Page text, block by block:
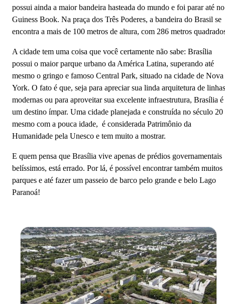
possui ainda a maior bandeira hasteada do mundo e foi parar até no
Guiness Book. Na praça dos Três Poderes, a bandeira do Brasil se
encontra a mais de 100 metros de altura, com 286 metros
A cidade tem uma coisa que você certamente não sabe: Brasília
possui o maior parque urbano da América Latina, superando até
mesmo o gringo e famoso Central Park, situado na cidade de Nova
York. O fato é que, seja para apreciar sua linda arquitetura de linhas
modernas ou para aproveitar sua excelente infraestrutura, Brasília é
um destino ímpar. Uma cidade planejada e construída no século 20
mesmo com a pouca idade, é considerada Patrimônio da
Humanidade pela Unesco e tem muito a mostrar.
E quem pensa que Brasília vive apenas de prédios governamentais
belíssimos, está errado. Por lá, é possível encontrar também muitos
parques e até fazer um passeio de barco pelo grande e belo Lago
Paranoá!